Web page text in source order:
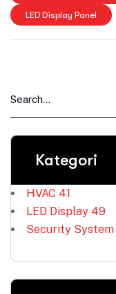
LED Display Panel
Kategori
HVAC 41
LED Display 49
Security System